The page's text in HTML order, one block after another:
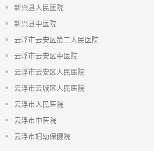
新兴县人民医院
新兴县中医院
云浮市云安区第二人民医院
云浮市云安区中医院
云浮市云安区人民医院
云浮市云城区人民医院
云浮市人民医院
云浮市中医院
云浮市妇幼保健院